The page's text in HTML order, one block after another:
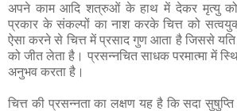
अपने काम आदि शत्रुओं के हाथ में देकर मृत्यु को
प्रकार के संकल्पों का नाश करके चित्त को
ऐसा करने से चित्त में प्रसाद गुण आता है जिससे
को जीत लेता है। प्रसन्नचित साधक परमात्मा में
अनुभव करता है।
चित्त की प्रसन्नता का लक्षण यह है कि सदा